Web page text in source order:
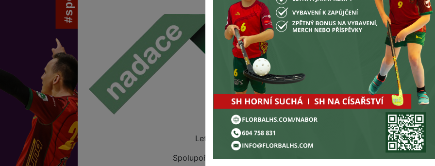
Letní kemp je podpořen Nadací OKD.
Spolupořadatel Torpédo Havířov a Pionier Tychy.